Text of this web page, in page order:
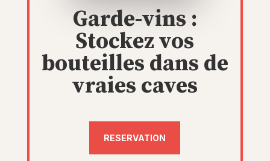
Garde-vins :
Stockez vos
bouteilles dans de
vraies caves
RESERVATION